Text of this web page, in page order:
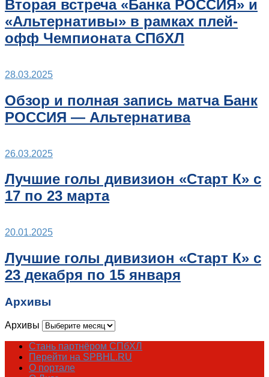
Вторая встреча «Банка РОССИЯ» и
«Альтернативы» в рамках плей-
офф Чемпионата СПбХЛ
28.03.2025
Обзор и полная запись матча Банк
РОССИЯ — Альтернатива
26.03.2025
Лучшие голы дивизион «Старт К» с
17 по 23 марта
20.01.2025
Лучшие голы дивизион «Старт К» с
23 декабря по 15 января
Архивы
Архивы
Стань партнёром СПбХЛ
Перейти на SPBHL.RU
О портале